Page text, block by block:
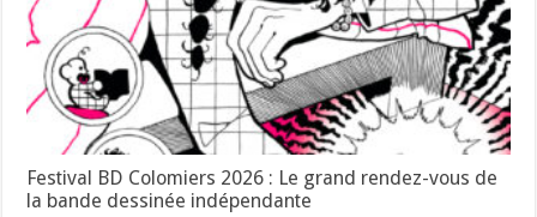
Festival BD Colomiers 2026 : Le grand rendez-vous de
la bande dessinée indépendante